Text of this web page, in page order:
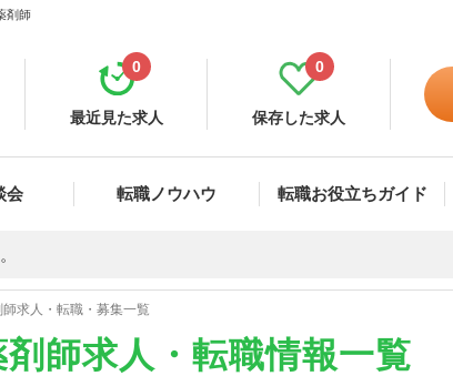
剤師
最近見た求人
0
保存した求人
0
会 転職ノウハウ 転職お役立ちガイド
求人・転職・募集一覧
師求人・転職情報一覧